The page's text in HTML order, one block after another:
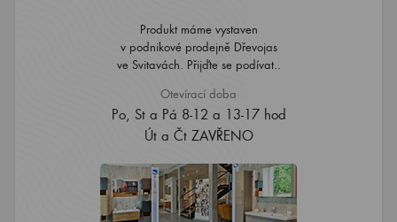
v podnikové prodejně Dřevojas
ve Svitavách. Přijďte se podívat..
Otevírací doba
Po, St a Pá 8-12 a 13-17 hod
Út a Čt ZAVŘENO